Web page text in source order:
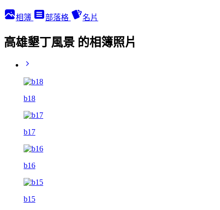
相簿 部落格 名片
高雄墾丁風景 的相簿照片
b18
b17
b16
b15